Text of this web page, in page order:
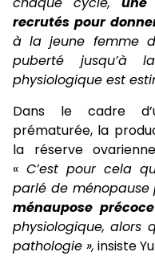
recrutés pour
à la jeune femme
puberté jusqu’à
physiologique est
Dans le cadre
prématurée, la
la réserve
« C’est pour cela
parlé de ménopause
ménaupose précoce
physiologique, alors
pathologie », insiste